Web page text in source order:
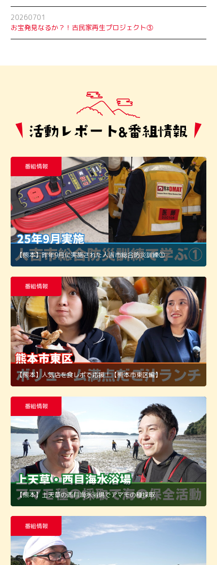
20260701
お宝発見なるか？！古民家再生プロジェクト➂
番組情報
【熊本】昨年9月に実施された人吉市総合防災訓練①
番組情報
【熊本】人気店を食レポで応援！【熊本市東区編】
番組情報
【熊本】上天草の西目海水浴場でアマモの種採取
番組情報